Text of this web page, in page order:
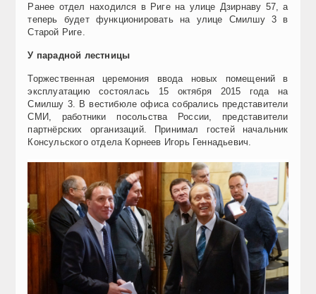
Ранее отдел находился в Риге на улице Дзирнаву 57, а
теперь будет функционировать на улице Смилшу 3 в
Старой Риге.
У парадной лестницы
Торжественная церемония ввода новых помещений в
эксплуатацию состоялась 15 октября 2015 года на
Смилшу 3. В вестибюле офиса собрались представители
СМИ, работники посольства России, представители
партнёрских организаций. Принимал гостей начальник
Консульского отдела Корнеев Игорь Геннадьевич.